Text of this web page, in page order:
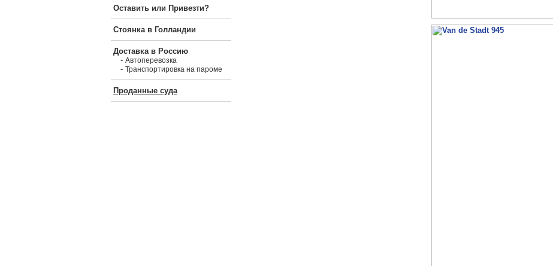
Оставить или Привезти?
Стоянка в Голландии
Доставка в Россию
- Автоперевозка
- Транспортировка на пароме
Проданные суда